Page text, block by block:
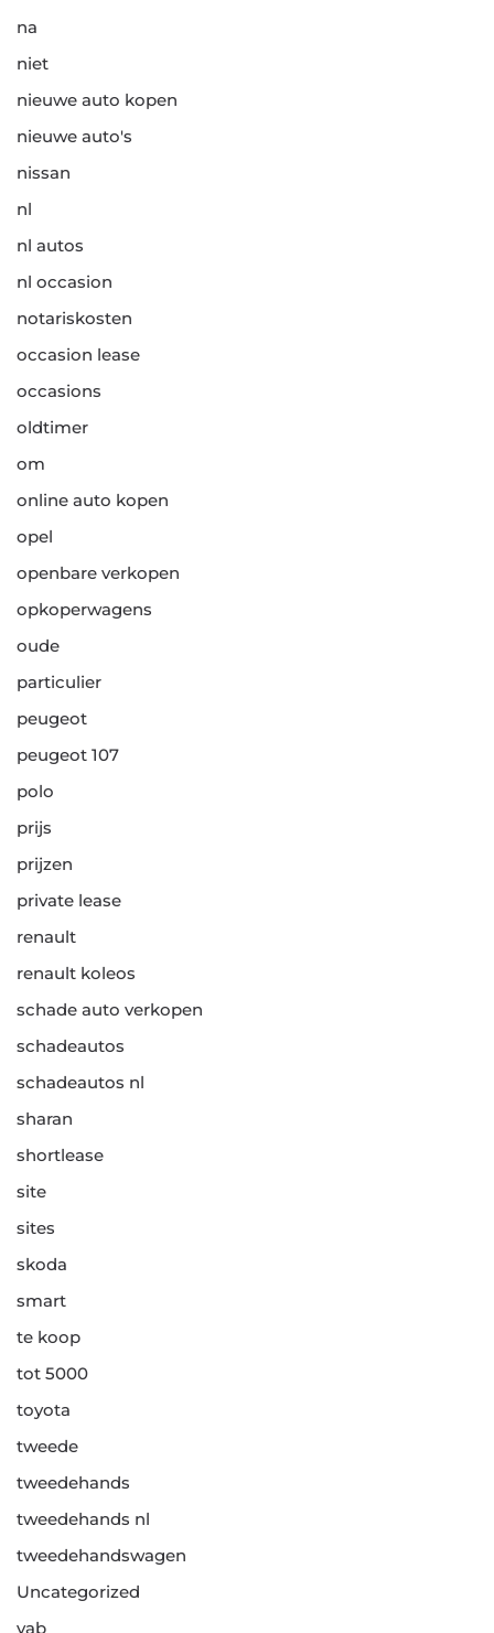
na
niet
nieuwe auto kopen
nieuwe auto's
nissan
nl
nl autos
nl occasion
notariskosten
occasion lease
occasions
oldtimer
om
online auto kopen
opel
openbare verkopen
opkoperwagens
oude
particulier
peugeot
peugeot 107
polo
prijs
prijzen
private lease
renault
renault koleos
schade auto verkopen
schadeautos
schadeautos nl
sharan
shortlease
site
sites
skoda
smart
te koop
tot 5000
toyota
tweede
tweedehands
tweedehands nl
tweedehandswagen
Uncategorized
vab